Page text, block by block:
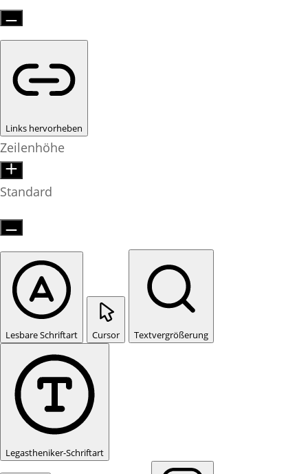
Links hervorheben
Zeilenhöhe
Standard
Lesbare Schriftart Cursor Textvergrößerung
Legastheniker-Schriftart